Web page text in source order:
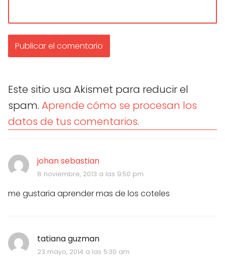
johan sebastian
8 noviembre, 2013 a las 9:50 pm
me gustaria aprender mas de los coteles
tatiana guzman
23 mayo, 2014 a las 5:30 am
Este sitio usa Akismet para reducir el
spam. Aprende cómo se procesan los
datos de tus comentarios.